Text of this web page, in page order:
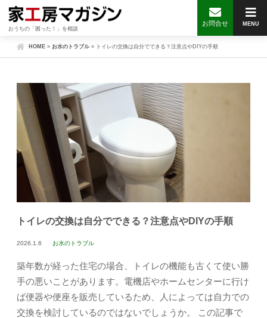
おうちの「困った！」を相談
MENU
お問合せ
HOME » お水のトラブル » トイレの交換は自分でできる？注意点やDIYの手順
トイレの交換は自分でできる？注意点やDIYの手順
2026.1.6 お水のトラブル
築年数が経った住宅の場合、トイレの機能も古くて使い勝
手の悪いことがあります。電機店やホームセンターに行け
ば便器や便座を販売しているため、人によっては自力での
交換を検討しているのではないでしょうか。 この記事で